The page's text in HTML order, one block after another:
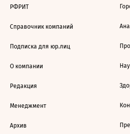
РФРИТ
Справочник компаний
Подписка для юр.лиц
О компании
Редакция
Менеджмент
Архив